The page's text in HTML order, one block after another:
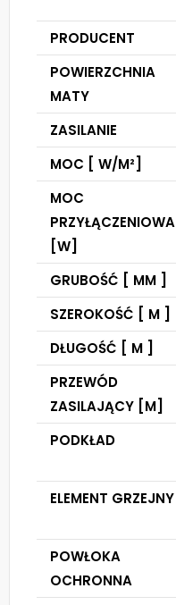
PRODUCENT
POWIERZCHNIA
MATY
ZASILANIE
MOC [ W/M²]
MOC
PRZYŁĄCZENIOWA
[W]
GRUBOŚĆ [ MM ]
SZEROKOŚĆ [ M ]
DŁUGOŚĆ [ M ]
PRZEWÓD
ZASILAJĄCY [M]
PODKŁAD
ELEMENT GRZEJNY
POWŁOKA
OCHRONNA